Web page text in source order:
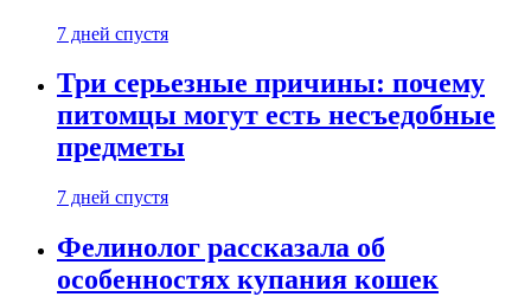
7 дней спустя
Три серьезные причины: почему
питомцы могут есть несъедобные
предметы
7 дней спустя
Фелинолог рассказала об
особенностях купания кошек